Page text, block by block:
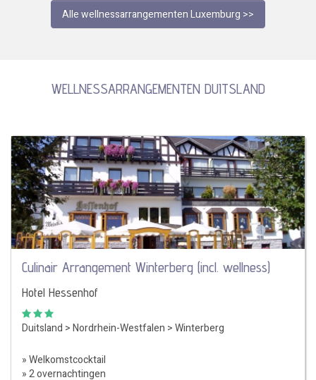
Alle wellnessarrangementen Luxemburg >>
WELLNESSARRANGEMENTEN DUITSLAND
Culinair Arrangement Winterberg (incl. wellness)
Hotel Hessenhof
Duitsland >Nordrhein-Westfalen >Winterberg
» Welkomstcocktail
» 2 overnachtingen